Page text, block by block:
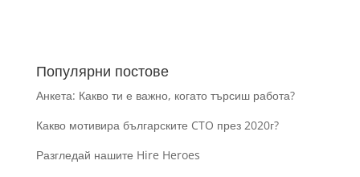
Популярни постове
Анкета: Какво ти е важно, когато търсиш работа?
Какво мотивира българските CTO през 2020г?
Разгледай нашите Hire Heroes